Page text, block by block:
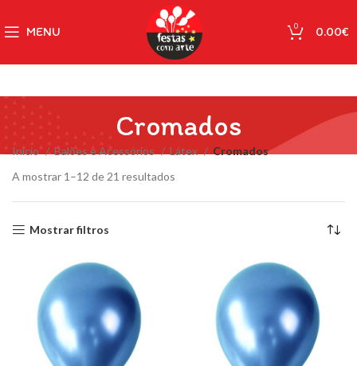
MENU 0 0.00€
Cromados
Início Balões e Acessórios Látex
Cromados
A mostrar 1–12 de 21 resultados
Mostrar filtros